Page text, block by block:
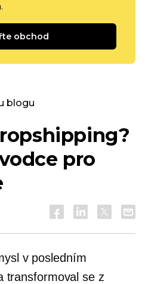
obchod
blogu
pro
v posledním
transformoval se z